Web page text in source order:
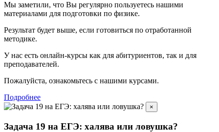
Мы заметили, что Вы регулярно пользуетесь нашими
материалами для подготовки по физике.
Результат будет выше, если готовиться по отработанной
методике.
У нас есть онлайн-курсы как для абитуриентов, так и для
преподавателей.
Пожалуйста, ознакомьтесь с нашими курсами.
Подробнее
×
Задача 19 на ЕГЭ: халява или ловушка?